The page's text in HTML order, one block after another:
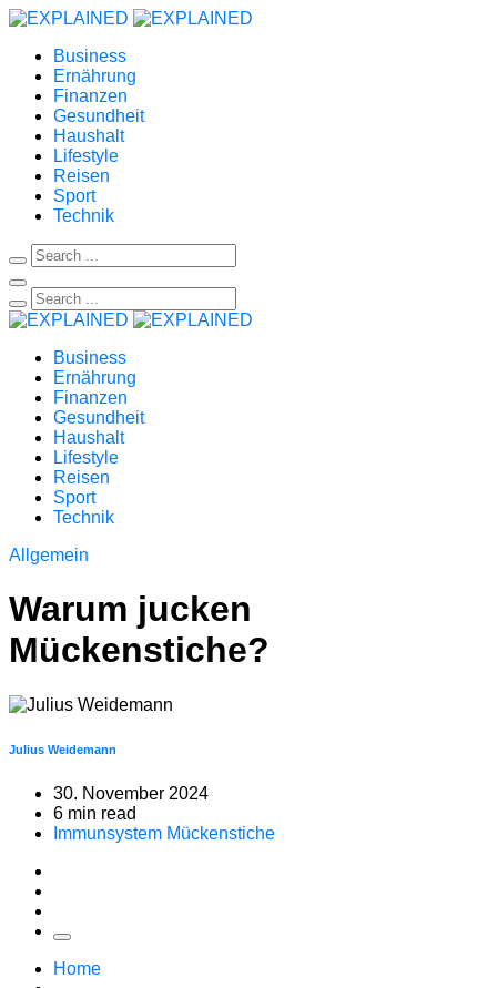
Business
Ernährung
Finanzen
Gesundheit
Haushalt
Lifestyle
Reisen
Sport
Technik
Business
Ernährung
Finanzen
Gesundheit
Haushalt
Lifestyle
Reisen
Sport
Technik
Allgemein
Warum jucken
Mückenstiche?
Julius Weidemann
30. November 2024
6 min read
Immunsystem Mückenstiche
Home